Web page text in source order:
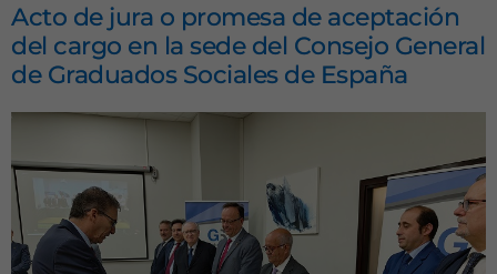
Acto de jura o promesa de aceptación
del cargo en la sede del Consejo General
de Graduados Sociales de España